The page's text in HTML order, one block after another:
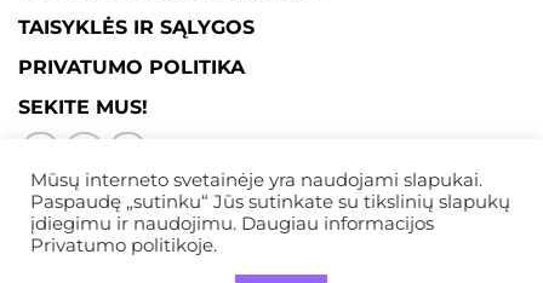
TAISYKLĖS IR SĄLYGOS
PRIVATUMO POLITIKA
SEKITE MUS!
Mūsų interneto svetainėje yra naudojami slapukai.
Paspaudę „sutinku“ Jūs sutinkate su tikslinių slapukų
įdiegimu ir naudojimu. Daugiau informacijos
Privatumo politikoje.